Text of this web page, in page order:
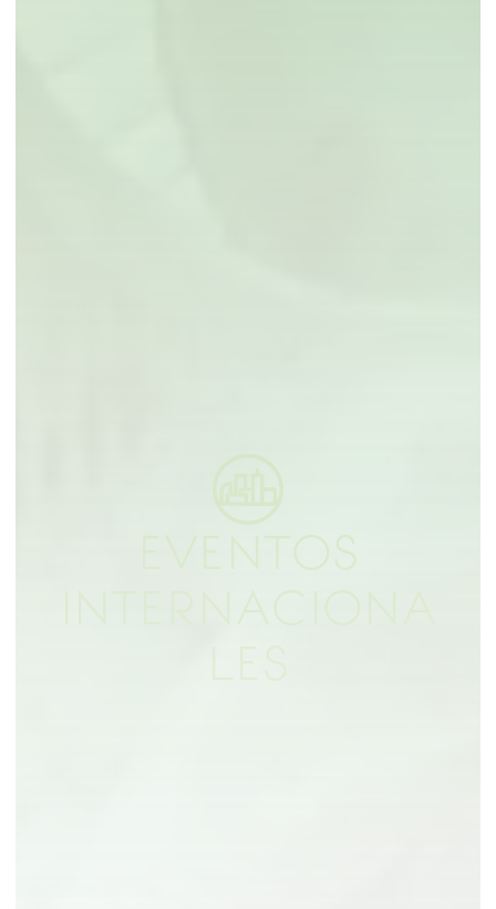
EVENTOS
INTERNACIONA
LES